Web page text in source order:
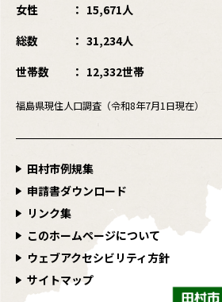
女性
15,671人
総数
31,234人
世帯数
12,332世帯
福島県現住人口調査（令和8年7月1日現在）
田村市例規集
申請書ダウンロード
リンク集
このホームページについて
ウェブアクセシビリティ方針
サイトマップ